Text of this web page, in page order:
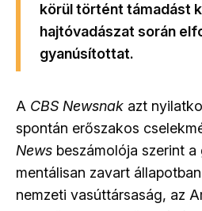
körül történt támadást
hajtóvadászat során
gyanúsítottat.
A CBS Newsnak azt
spontán erőszakos
News beszámolója szerint
mentálisan zavart
nemzeti vasúttársaság, az